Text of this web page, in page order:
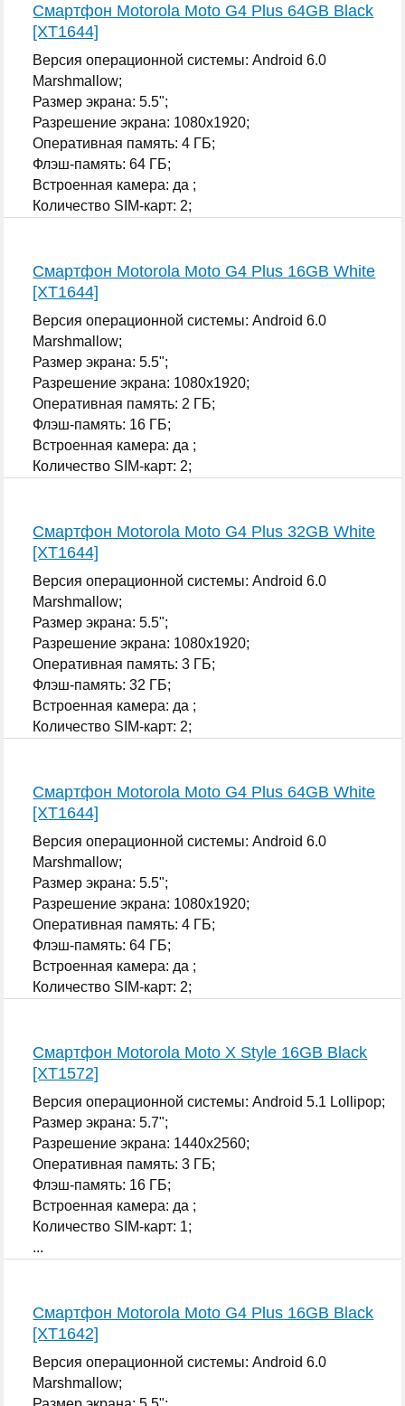
Смартфон Motorola Moto G4 Plus 64GB Black
[XT1644]
Версия операционной системы: Android 6.0
Marshmallow;
Размер экрана: 5.5";
Разрешение экрана: 1080x1920;
Оперативная память: 4 ГБ;
Флэш-память: 64 ГБ;
Встроенная камера: да ;
Количество SIM-карт: 2;
Смартфон Motorola Moto G4 Plus 16GB White
[XT1644]
Версия операционной системы: Android 6.0
Marshmallow;
Размер экрана: 5.5";
Разрешение экрана: 1080x1920;
Оперативная память: 2 ГБ;
Флэш-память: 16 ГБ;
Встроенная камера: да ;
Количество SIM-карт: 2;
Смартфон Motorola Moto G4 Plus 32GB White
[XT1644]
Версия операционной системы: Android 6.0
Marshmallow;
Размер экрана: 5.5";
Разрешение экрана: 1080x1920;
Оперативная память: 3 ГБ;
Флэш-память: 32 ГБ;
Встроенная камера: да ;
Количество SIM-карт: 2;
Смартфон Motorola Moto G4 Plus 64GB White
[XT1644]
Версия операционной системы: Android 6.0
Marshmallow;
Размер экрана: 5.5";
Разрешение экрана: 1080x1920;
Оперативная память: 4 ГБ;
Флэш-память: 64 ГБ;
Встроенная камера: да ;
Количество SIM-карт: 2;
Смартфон Motorola Moto X Style 16GB Black
[XT1572]
Версия операционной системы: Android 5.1 Lollipop;
Размер экрана: 5.7";
Разрешение экрана: 1440x2560;
Оперативная память: 3 ГБ;
Флэш-память: 16 ГБ;
Встроенная камера: да ;
Количество SIM-карт: 1;
...
Смартфон Motorola Moto G4 Plus 16GB Black
[XT1642]
Версия операционной системы: Android 6.0
Marshmallow;